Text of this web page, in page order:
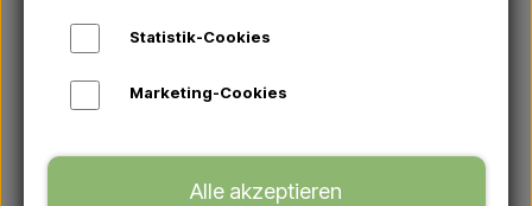
Statistik-Cookies
Marketing-Cookies
Alle akzeptieren